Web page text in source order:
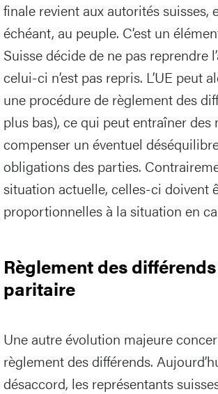
finale revient aux autorités suisses,
échéant, au peuple. C’est un
Suisse décide de ne pas reprendre
celui-ci n’est pas repris. L’UE peut
une procédure de règlement des
plus bas), ce qui peut entraîner des
compenser un éventuel
obligations des parties.
situation actuelle, celles-ci doivent
proportionnelles à la situation en
Règlement des
paritaire
Une autre évolution majeure
règlement des différends.
désaccord, les représentants